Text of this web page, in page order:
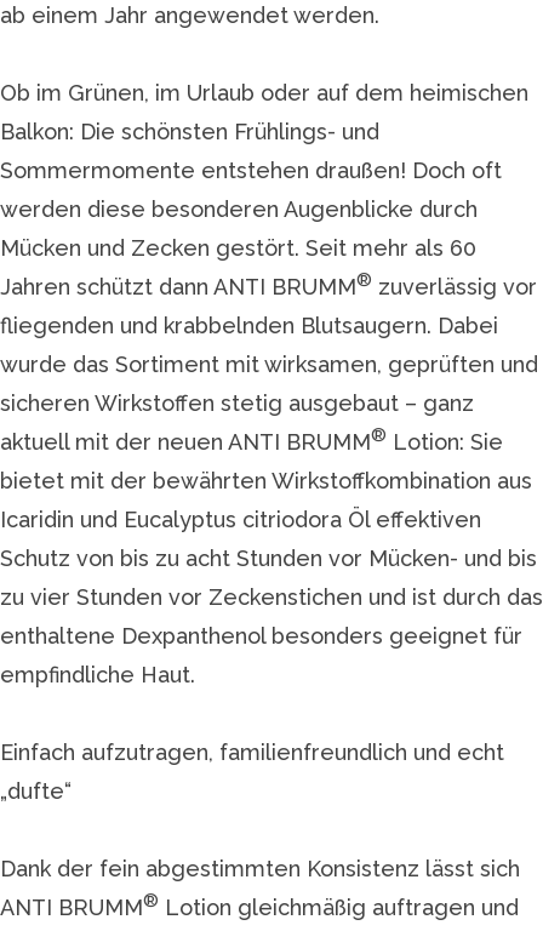
ab einem Jahr angewendet werden.
Ob im Grünen, im Urlaub oder auf dem heimischen
Balkon: Die schönsten Frühlings- und
Sommermomente entstehen draußen! Doch oft
werden diese besonderen Augenblicke durch
Mücken und Zecken gestört. Seit mehr als 60
Jahren schützt dann ANTI BRUMM® zuverlässig vor
fliegenden und krabbelnden Blutsaugern. Dabei
wurde das Sortiment mit wirksamen, geprüften und
sicheren Wirkstoffen stetig ausgebaut – ganz
aktuell mit der neuen ANTI BRUMM® Lotion: Sie
bietet mit der bewährten Wirkstoffkombination aus
Icaridin und Eucalyptus citriodora Öl effektiven
Schutz von bis zu acht Stunden vor Mücken- und bis
zu vier Stunden vor Zeckenstichen und ist durch das
enthaltene Dexpanthenol besonders geeignet für
empfindliche Haut.
Einfach aufzutragen, familienfreundlich und echt
„dufte“
Dank der fein abgestimmten Konsistenz lässt sich
ANTI BRUMM® Lotion gleichmäßig auftragen und